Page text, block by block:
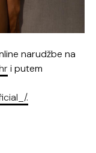
narudžbe na
i putem
.